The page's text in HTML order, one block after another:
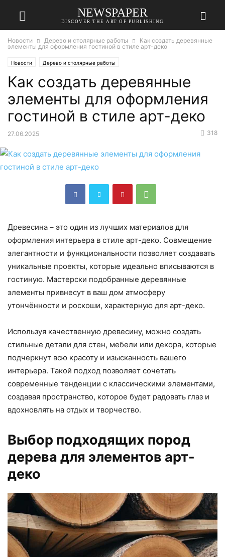
NEWSPAPER
DISCOVER THE ART OF PUBLISHING
Новости Дерево и столярные работы
Как создать деревянные
элементы для оформления гостиной в стиле арт-деко
Новости Дерево и столярные работы
Как создать деревянные
элементы для оформления
гостиной в стиле арт-деко
27.06.2025 318
Древесина – это один из лучших материалов для
оформления интерьера в стиле арт-деко. Совмещение
элегантности и функциональности позволяет создавать
уникальные проекты, которые идеально вписываются в
гостиную. Мастерски подобранные деревянные
элементы привнесут в ваш дом атмосферу
утончённости и роскоши, характерную для арт-деко.
Используя качественную древесину, можно создать
стильные детали для стен, мебели или декора, которые
подчеркнут всю красоту и изысканность вашего
интерьера. Такой подход позволяет сочетать
современные тенденции с классическими элементами,
создавая пространство, которое будет радовать глаз и
вдохновлять на отдых и творчество.
Выбор подходящих пород
дерева для элементов арт-
деко